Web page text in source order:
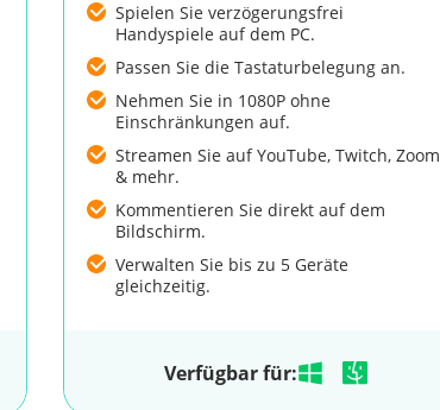
Spielen Sie verzögerungsfrei
Handyspiele auf dem PC.
Passen Sie die Tastaturbelegung an.
Nehmen Sie in 1080P ohne
Einschränkungen auf.
Streamen Sie auf YouTube, Twitch, Zoom
& mehr.
Kommentieren Sie direkt auf dem
Bildschirm.
Verwalten Sie bis zu 5 Geräte
gleichzeitig.
Verfügbar für: